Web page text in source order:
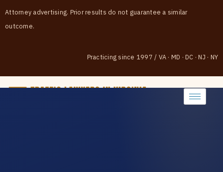
Attorney advertising. Prior results do not guarantee a similar
outcome.
Practicing since 1997 / VA · MD · DC · NJ · NY